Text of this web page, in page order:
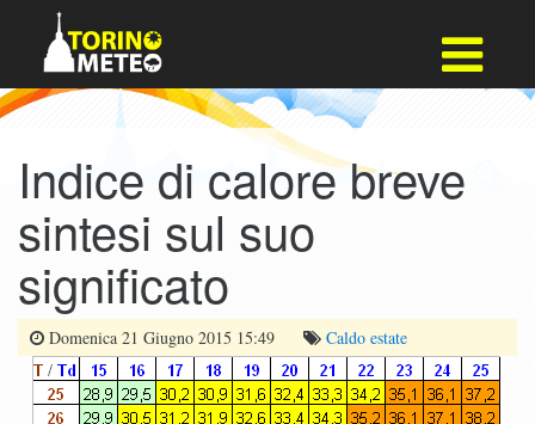
Indice di calore breve
sintesi sul suo
significato
Domenica 21 Giugno 2015 15:49 Caldo estate